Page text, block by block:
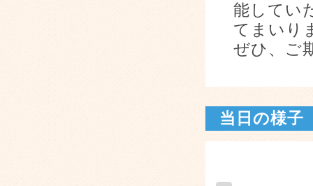
能してい
てまいり
ぜひ、ご
当日の様子